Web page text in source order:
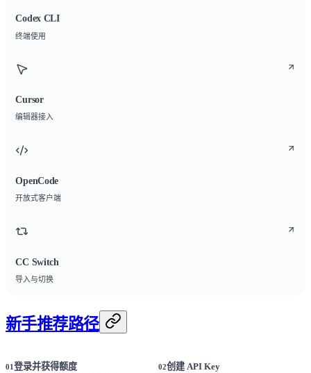
Codex CLI
终端使用
Cursor
编辑器接入
OpenCode
开放式客户端
CC Switch
导入与切换
新手推荐路径
01 登录并获得额度 02创建 API Key